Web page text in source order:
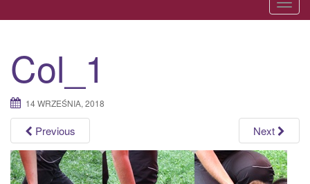
T
o
v
i
g
Col_1
14 WRZEŚNIA, 2018
Previous Next